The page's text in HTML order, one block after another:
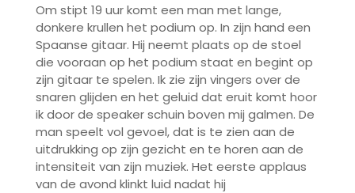
Om stipt 19 uur komt een man met lange,
donkere krullen het podium op. In zijn hand een
Spaanse gitaar. Hij neemt plaats op de stoel
die vooraan op het podium staat en begint op
zijn gitaar te spelen. Ik zie zijn vingers over de
snaren glijden en het geluid dat eruit komt hoor
ik door de speaker schuin boven mij galmen. De
man speelt vol gevoel, dat is te zien aan de
uitdrukking op zijn gezicht en te horen aan de
intensiteit van zijn muziek. Het eerste applaus
van de avond klinkt luid nadat hij